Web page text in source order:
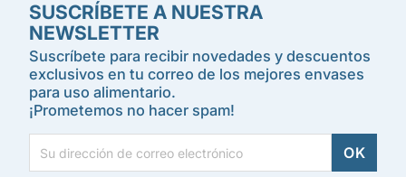
SUSCRÍBETE A NUESTRA
NEWSLETTER
Suscríbete para recibir novedades y descuentos
exclusivos en tu correo de los mejores envases
para uso alimentario.
¡Prometemos no hacer spam!